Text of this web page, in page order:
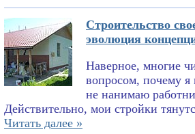
Строительство
эволюция
Наверное, многие
вопросом, почему я
не нанимаю
Действительно, мои стройки
Читать далее »